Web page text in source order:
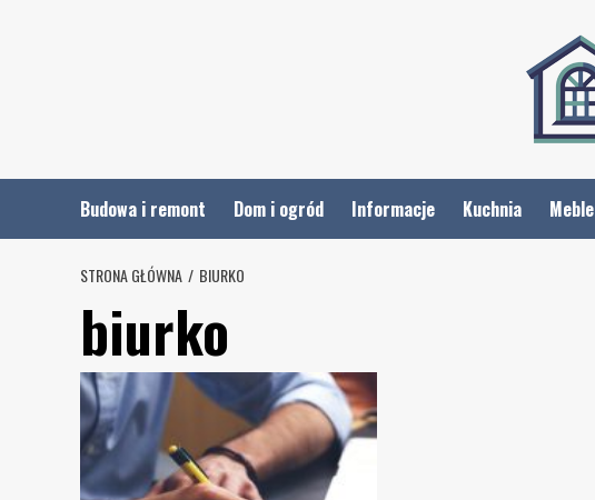
Budowa i remont Dom i ogród Informacje Kuchnia Meble
STRONA GŁÓWNA BIURKO
biurko